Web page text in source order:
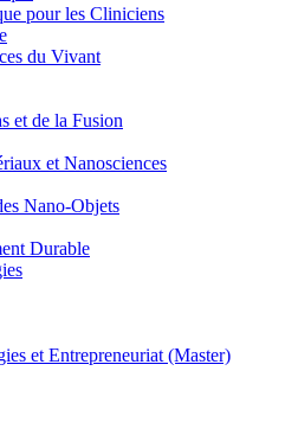
pour les Cliniciens
du Vivant
et de la Fusion
et Nanosciences
Nano-Objets
Durable
et Entrepreneuriat (Master)